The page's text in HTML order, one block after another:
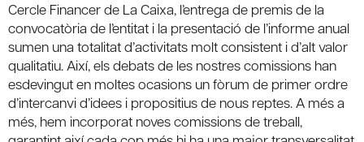
Cercle Financer de La Caixa, l’entrega de premis de la
convocatòria de l’entitat i la presentació de l’informe anual
sumen una totalitat d’activitats molt consistent i d’alt valor
qualitatiu. Així, els debats de les nostres comissions han
esdevingut en moltes ocasions un fòrum de primer ordre
d’intercanvi d’idees i propositius de nous reptes. A més a
més, hem incorporat noves comissions de treball,